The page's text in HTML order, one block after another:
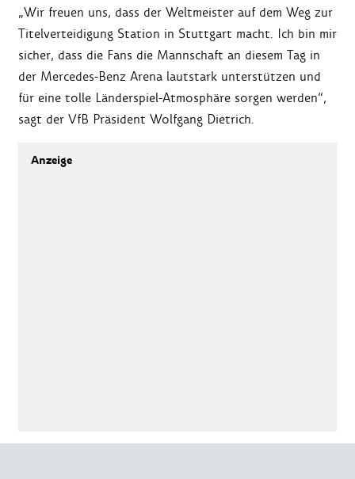
„Wir freuen uns, dass der Weltmeister auf dem Weg zur
Titelverteidigung Station in Stuttgart macht. Ich bin mir
sicher, dass die Fans die Mannschaft an diesem Tag in
der Mercedes-Benz Arena lautstark unterstützen und
für eine tolle Länderspiel-Atmosphäre sorgen werden“,
sagt der VfB Präsident Wolfgang Dietrich.